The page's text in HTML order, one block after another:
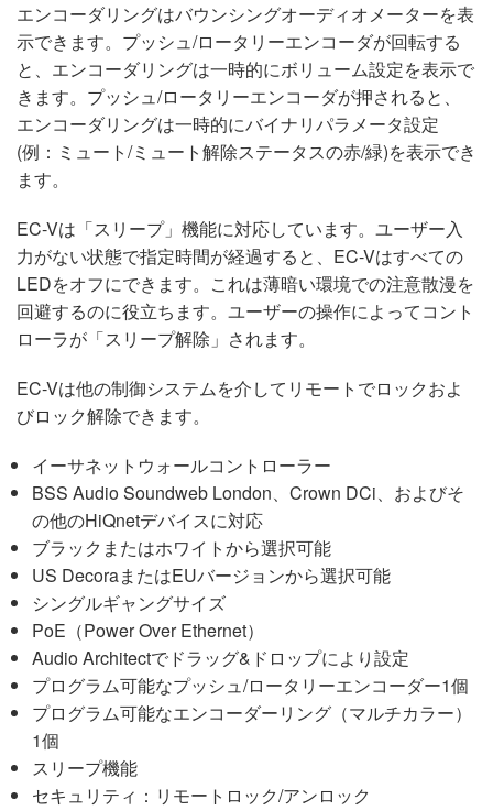
エンコーダリングはバウンシングオーディオメーターを表
示できます。プッシュ/ロータリーエンコーダが回転する
と、エンコーダリングは一時的にボリューム設定を表示で
きます。プッシュ/ロータリーエンコーダが押されると、
エンコーダリングは一時的にバイナリパラメータ設定
(例：ミュート/ミュート解除ステータスの赤/緑)を表示でき
ます。
EC-Vは「スリープ」機能に対応しています。ユーザー入
力がない状態で指定時間が経過すると、EC-Vはすべての
LEDをオフにできます。これは薄暗い環境での注意散漫を
回避するのに役立ちます。ユーザーの操作によってコント
ローラが「スリープ解除」されます。
EC-Vは他の制御システムを介してリモートでロックおよ
びロック解除できます。
イーサネットウォールコントローラー
BSS Audio Soundweb London、Crown DCi、およびそ
の他のHiQnetデバイスに対応
ブラックまたはホワイトから選択可能
US DecoraまたはEUバージョンから選択可能
シングルギャングサイズ
PoE（Power Over Ethernet）
Audio Architectでドラッグ&ドロップにより設定
プログラム可能なプッシュ/ロータリーエンコーダー1個
プログラム可能なエンコーダーリング（マルチカラー）
1個
スリープ機能
セキュリティ：リモートロック/アンロック